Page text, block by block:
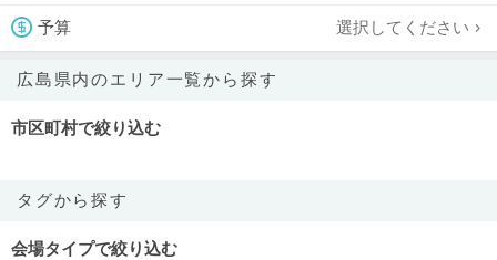
予算 選択してください
広島県内のエリア一覧から探す
市区町村で絞り込む
タグから探す
会場タイプで絞り込む